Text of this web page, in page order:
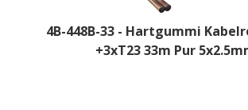
4B-448B-33 - Hartgummi
+3xT23 33m Pur